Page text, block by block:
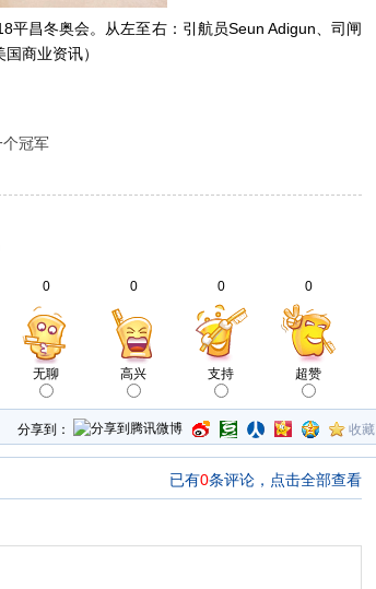
平昌冬奥会。从左至右：引航员Seun Adigun、司闸
商业资讯）
冠军
0
无聊
0
高兴
0
支持
0
超赞
分享到： 收藏